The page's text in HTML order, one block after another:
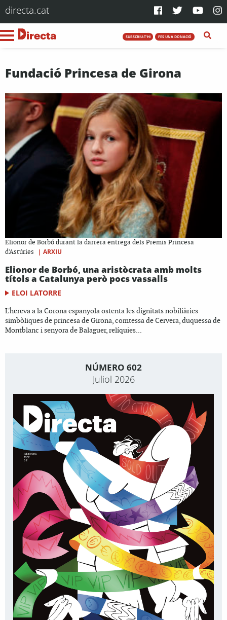
directa.cat
SUBSCRIU-T'HI FES UNA DONACIÓ
Fundació Princesa de Girona
Elionor de Borbó durant la darrera entrega dels Premis Princesa
d'Astúries
| ARXIU
Elionor de Borbó, una aristòcrata amb molts
títols a Catalunya però pocs vassalls
ELOI LATORRE
L'hereva a la Corona espanyola ostenta les dignitats nobiliàries
simbòliques de princesa de Girona, comtessa de Cervera, duquessa de
Montblanc i senyora de Balaguer, relíquies...
NÚMERO 602
Juliol 2026